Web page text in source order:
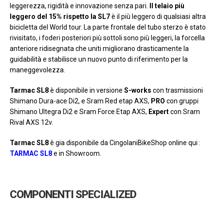
leggerezza, rigidità e innovazione senza pari.
Il telaio più
leggero del 15% rispetto la SL7è il più leggero di qualsiasi altra
bicicletta del World tour. La parte frontale del tubo sterzo è stato
rivisitato, i foderi posteriori più sottoli sono più leggeri, la forcella
anteriore ridisegnata che uniti migliorano drasticamente la
guidabilità e stabilisce un nuovo punto di riferimento per la
maneggevolezza.
Tarmac SL8è disponibile in versione S-works con trasmissioni
Shimano Dura-ace Di2, e Sram Red etap AXS, PRO con gruppi
Shimano Ultegra Di2 e Sram Force Etap AXS, Expertcon Sram
Rival AXS 12v.
Tarmac SL8è gia disponibile da CingolaniBikeShop online qui :
TARMAC SL8e in Showroom.
COMPONENTI SPECIALIZED